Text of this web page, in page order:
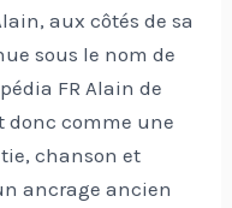
aux côtés de sa
sous le nom de
FR Alain de
donc comme une
chanson et
ancrage ancien